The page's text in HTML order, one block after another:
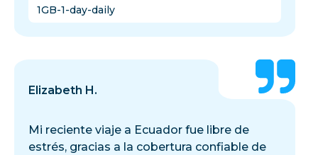
1GB-1-day-daily
Elizabeth H.
Mi reciente viaje a Ecuador fue libre de
estrés, gracias a la cobertura confiable de